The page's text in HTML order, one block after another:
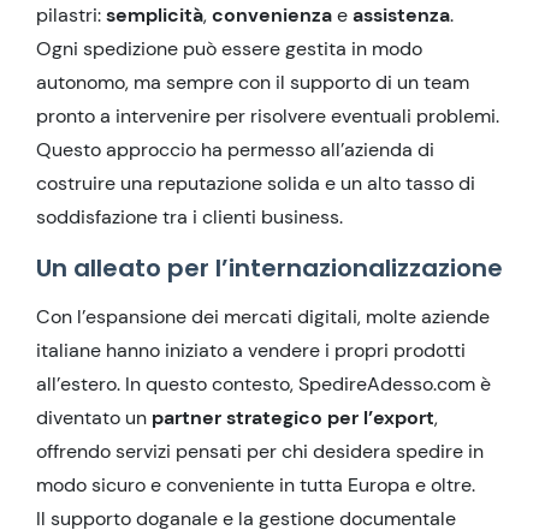
pilastri:semplicità,convenienzaeassistenza.
Ogni spedizione può essere gestita in modo
autonomo, ma sempre con il supporto di un team
pronto a intervenire per risolvere eventuali problemi.
Questo approccio ha permesso all’azienda di
costruire una reputazione solida e un alto tasso di
soddisfazione tra i clienti business.
Un alleato per l’internazionalizzazione
Con l’espansione dei mercati digitali, molte aziende
italiane hanno iniziato a vendere i propri prodotti
all’estero. In questo contesto, SpedireAdesso.com è
diventato un partner strategico per l’export,
offrendo servizi pensati per chi desidera spedire in
modo sicuro e conveniente in tutta Europa e oltre.
Il supporto doganale e la gestione documentale